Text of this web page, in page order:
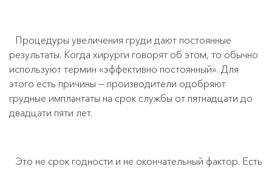
Процедуры увеличения груди дают постоянные
результаты. Когда хирурги говорят об этом, то обычно
используют термин «эффективно постоянный». Для
этого есть причины — производители одобряют
грудные имплантаты на срок службы от пятнадцати до
двадцати пяти лет.
Это не срок годности и не окончательный фактор. Есть